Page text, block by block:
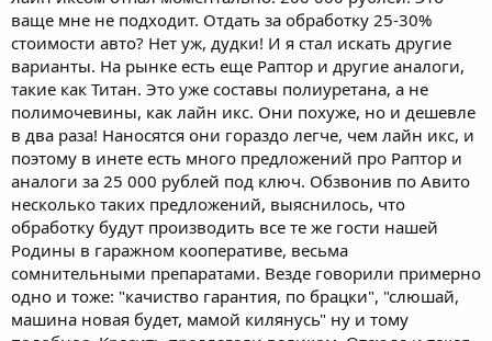
ваще мне не подходит. Отдать за обработку 25-30%
стоимости авто? Нет уж, дудки! И я стал искать другие
варианты. На рынке есть еще Раптор и другие аналоги,
такие как Титан. Это уже составы полиуретана, а не
полимочевины, как лайн икс. Они похуже, но и дешевле
в два раза! Наносятся они гораздо легче, чем лайн икс, и
поэтому в инете есть много предложений про Раптор и
аналоги за 25 000 рублей под ключ. Обзвонив по Авито
несколько таких предложений, выяснилось, что
обработку будут производить все те же гости нашей
Родины в гаражном кооперативе, весьма
сомнительными препаратами. Везде говорили примерно
одно и тоже: "качиство гарантия, по брацки", "слюшай,
машина новая будет, мамой килянусь" ну и тому